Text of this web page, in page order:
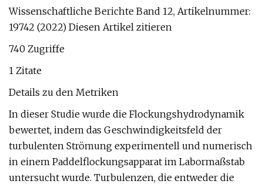
Wissenschaftliche Berichte Band 12, Artikelnummer:
19742 (2022) Diesen Artikel zitieren
740 Zugriffe
1 Zitate
Details zu den Metriken
In dieser Studie wurde die Flockungshydrodynamik
bewertet, indem das Geschwindigkeitsfeld der
turbulenten Strömung experimentell und numerisch
in einem Paddelflockungsapparat im Labormaßstab
untersucht wurde. Turbulenzen, die entweder die